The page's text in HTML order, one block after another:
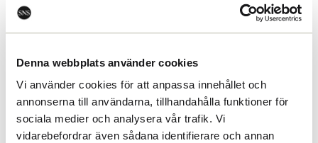
Denna webbplats använder cookies
Vi använder cookies för att anpassa innehållet och
annonserna till användarna, tillhandahålla funktioner för
sociala medier och analysera vår trafik. Vi
vidarebefordrar även sådana identifierare och annan
Ladda om